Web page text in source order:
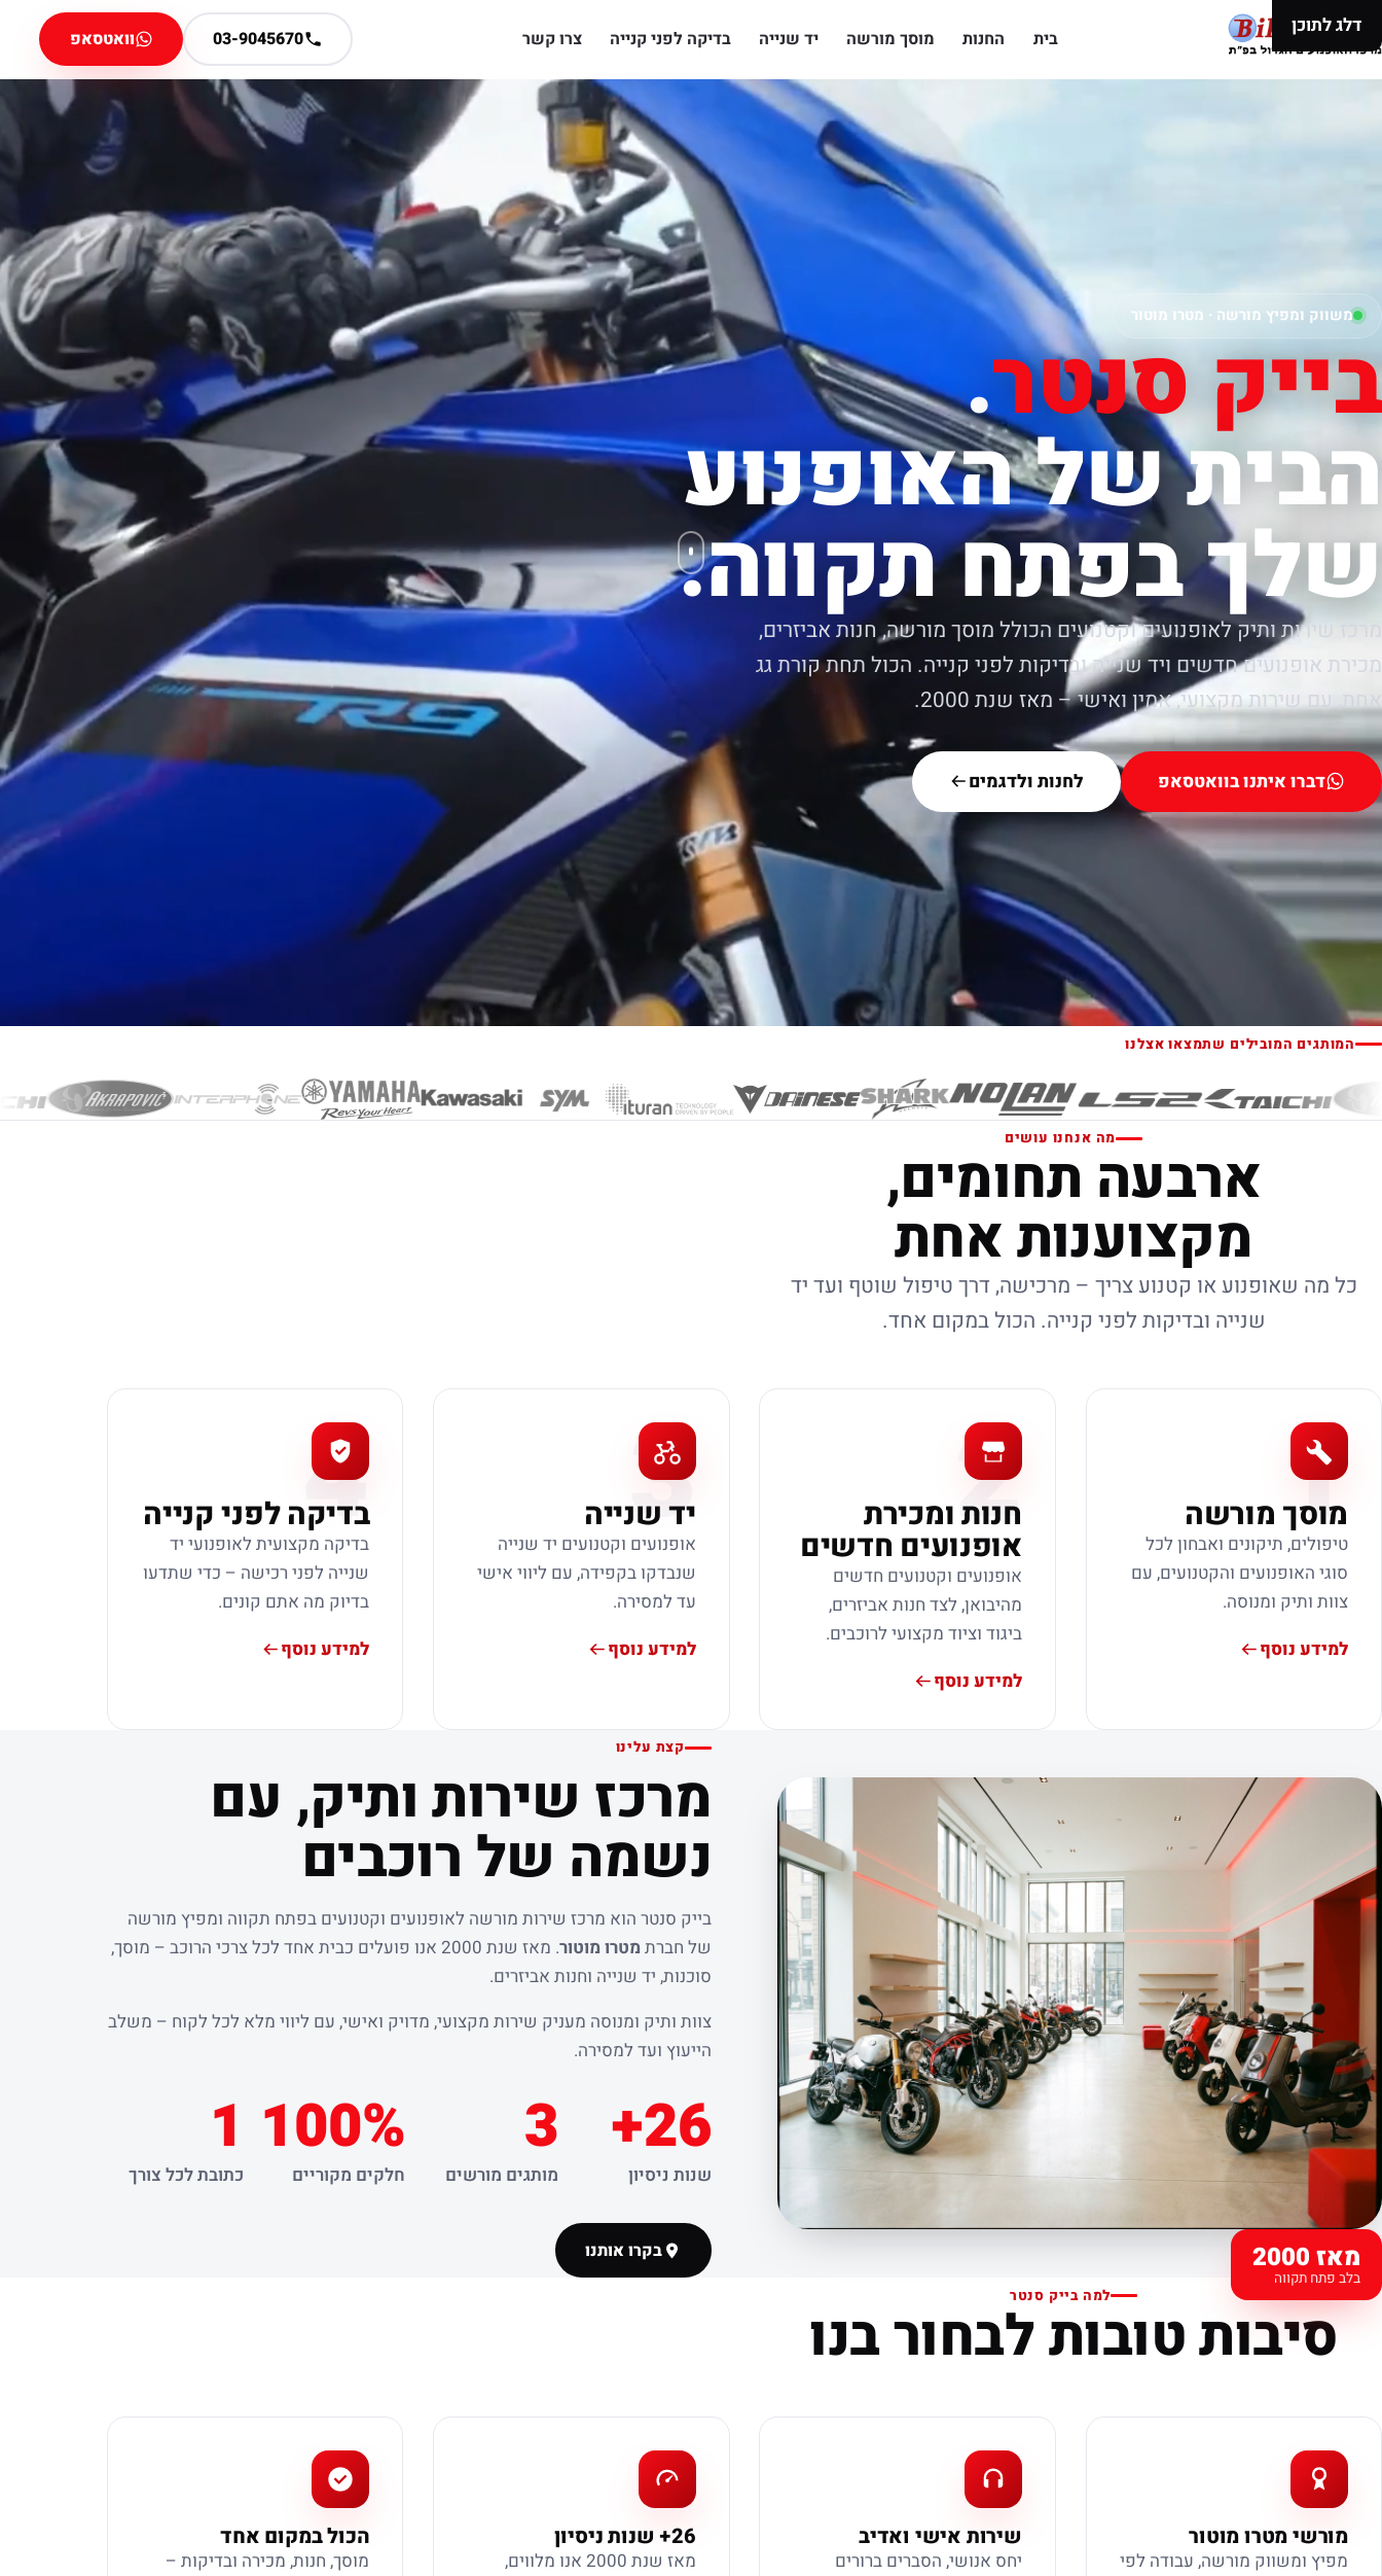
דלג לתוכן
בית החנות מוסך מורשה יד שנייה בדיקה לפני קנייה צרו קשר 03-9045670 וואטסאפ
משווק ומפיץ מורשה · מטרו מוטור
בייק סנטר.
הבית של האופנוע
שלך בפתח תקווה.
מרכז שירות ותיק לאופנועים וקטנועים הכולל מוסך מורשה, חנות אביזרים,
מכירת אופנועים חדשים ויד שנייה ובדיקות לפני קנייה. הכול תחת קורת גג
אחת, עם שירות מקצועי, אמין ואישי – מאז שנת 2000.
דברו איתנו בוואטסאפ לחנות ולדגמים
המותגים המובילים שתמצאו אצלנו
מה אנחנו עושים
ארבעה תחומים,
מקצוענות אחת
כל מה שאופנוע או קטנוע צריך – מרכישה, דרך טיפול שוטף ועד יד
שנייה ובדיקות לפני קנייה. הכול במקום אחד.
1
מוסך מורשה
טיפולים, תיקונים ואבחון לכל
סוגי האופנועים והקטנועים, עם
צוות ותיק ומנוסה.
למידע נוסף
2
חנות ומכירת
אופנועים חדשים
אופנועים וקטנועים חדשים
מהיבואן, לצד חנות אביזרים,
ביגוד וציוד מקצועי לרוכבים.
למידע נוסף
3
יד שנייה
אופנועים וקטנועים יד שנייה
שנבדקו בקפידה, עם ליווי אישי
עד למסירה.
למידע נוסף
4
בדיקה לפני קנייה
בדיקה מקצועית לאופנועי יד
שנייה לפני רכישה – כדי שתדעו
בדיוק מה אתם קונים.
למידע נוסף
מאז 2000
בלב פתח תקווה
קצת עלינו
מרכז שירות ותיק, עם
נשמה של רוכבים
בייק סנטר הוא מרכז שירות מורשה לאופנועים וקטנועים בפתח תקווה ומפיץ מורשה
של חברת מטרו מוטור
. מאז שנת 2000 אנו פועלים כבית אחד לכל צרכי הרוכב – מוסך,
סוכנות, יד שנייה וחנות אביזרים.
צוות ותיק ומנוסה מעניק שירות מקצועי, מדויק ואישי, עם ליווי מלא לכל לקוח – משלב
הייעוץ ועד למסירה.
26+
שנות ניסיון
3
מותגים מורשים
100%
חלקים מקוריים
1
כתובת לכל צורך
בקרו אותנו
למה בייק סנטר
סיבות טובות לבחור בנו
מורשי מטרו מוטור
מפיץ ומשווק מורשה, עבודה לפי
שירות אישי ואדיב
יחס אנושי, הסברים ברורים
26+ שנות ניסיון
מאז שנת 2000 אנו מלווים,
הכול במקום אחד
מוסך, חנות, מכירה ובדיקות –